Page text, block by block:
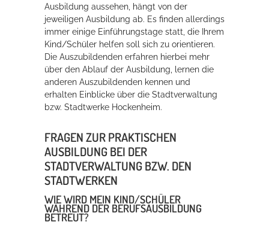
Ausbildung aussehen, hängt von der
jeweiligen Ausbildung ab. Es finden allerdings
immer einige Einführungstage statt, die Ihrem
Kind/Schüler helfen soll sich zu orientieren.
Die Auszubildenden erfahren hierbei mehr
über den Ablauf der Ausbildung, lernen die
anderen Auszubildenden kennen und
erhalten Einblicke über die Stadtverwaltung
bzw. Stadtwerke Hockenheim.
FRAGEN ZUR PRAKTISCHEN
AUSBILDUNG BEI DER
STADTVERWALTUNG BZW. DEN
STADTWERKEN
WIE WIRD MEIN KIND/SCHÜLER
WÄHREND DER BERUFSAUSBILDUNG
BETREUT?